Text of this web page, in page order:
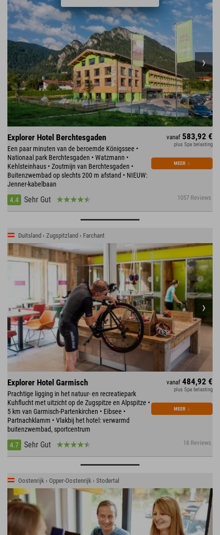
Explorer Hotel Berchtesgaden
Een paar minuten van de beroemde Königssee •
Nationaal park Berchtesgaden • Watzmann •
Kehlsteinhaus • Zoutmijn van Berchtesgaden •
Buitenzwembad op slechts 200 m afstand • NIEUW:
Jenner-kabelbaan
4.4
Sehr Gut 1057 Reviews
vanaf 583,92 €
plus Spa belasting
MEER ↓
Duitsland › Zugspitzland › Farchant
Explorer Hotel Garmisch
Prachtige ligging in het natuur- en recreatiepark
Kuhflucht met uitzicht op de Zugspitze en Alpspitze •
5 km van Garmisch-Partenkirchen • Eibsee •
Partnachklamm • Vlakbij het hotel: verwarmd
buitenzwembad, sportcentrum
4.7
Sehr Gut 18 Reviews
vanaf 484,92 €
plus Spa belasting
MEER ↓
Oostenrijk › Opper-Oostenrijk › Stodertal